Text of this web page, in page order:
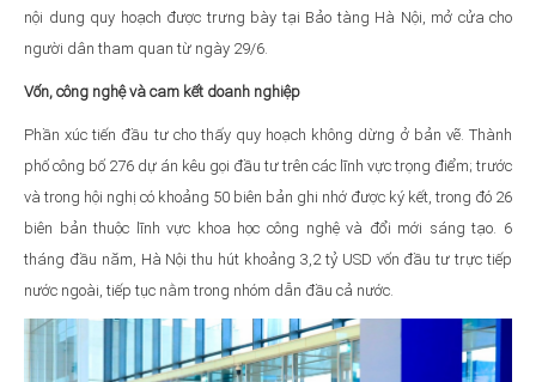
nội dung quy hoạch được trưng bày tại Bảo tàng Hà Nội, mở cửa cho
người dân tham quan từ ngày 29/6.
Vốn, công nghệ và cam kết doanh nghiệp
Phần xúc tiến đầu tư cho thấy quy hoạch không dừng ở bản vẽ. Thành
phố công bố 276 dự án kêu gọi đầu tư trên các lĩnh vực trọng điểm; trước
và trong hội nghị có khoảng 50 biên bản ghi nhớ được ký kết, trong đó 26
biên bản thuộc lĩnh vực khoa học công nghệ và đổi mới sáng tạo. 6
tháng đầu năm, Hà Nội thu hút khoảng 3,2 tỷ USD vốn đầu tư trực tiếp
nước ngoài, tiếp tục nằm trong nhóm dẫn đầu cả nước.